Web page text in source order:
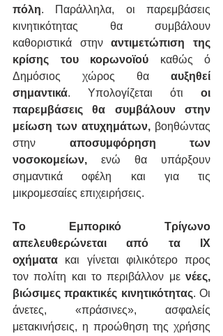
πόλη. Παράλληλα, οι παρεμβάσεις
κινητικότητας θα συμβάλουν
καθοριστικά στην αντιμετώπιση της
κρίσης του κορωνοϊού καθώς ό
Δημόσιος χώρος θα αυξηθεί
σημαντικά. Υπολογίζεται ότι οι
παρεμβάσεις θα συμβάλουν στην
μείωση των ατυχημάτων, βοηθώντας
στην αποσυμφόρηση των
νοσοκομείων, ενώ θα υπάρξουν
σημαντικά οφέλη και για τις
μικρομεσαίες επιχειρήσεις.
Το Εμπορικό Τρίγωνο
απελευθερώνεται από τα ΙΧ
οχήματα και γίνεται φιλικότερο προς
τον πολίτη και το περιβάλλον με νέες,
βιώσιμες πρακτικές κινητικότητας. Οι
άνετες, «πράσινες», ασφαλείς
μετακινήσεις, η προώθηση της χρήσης